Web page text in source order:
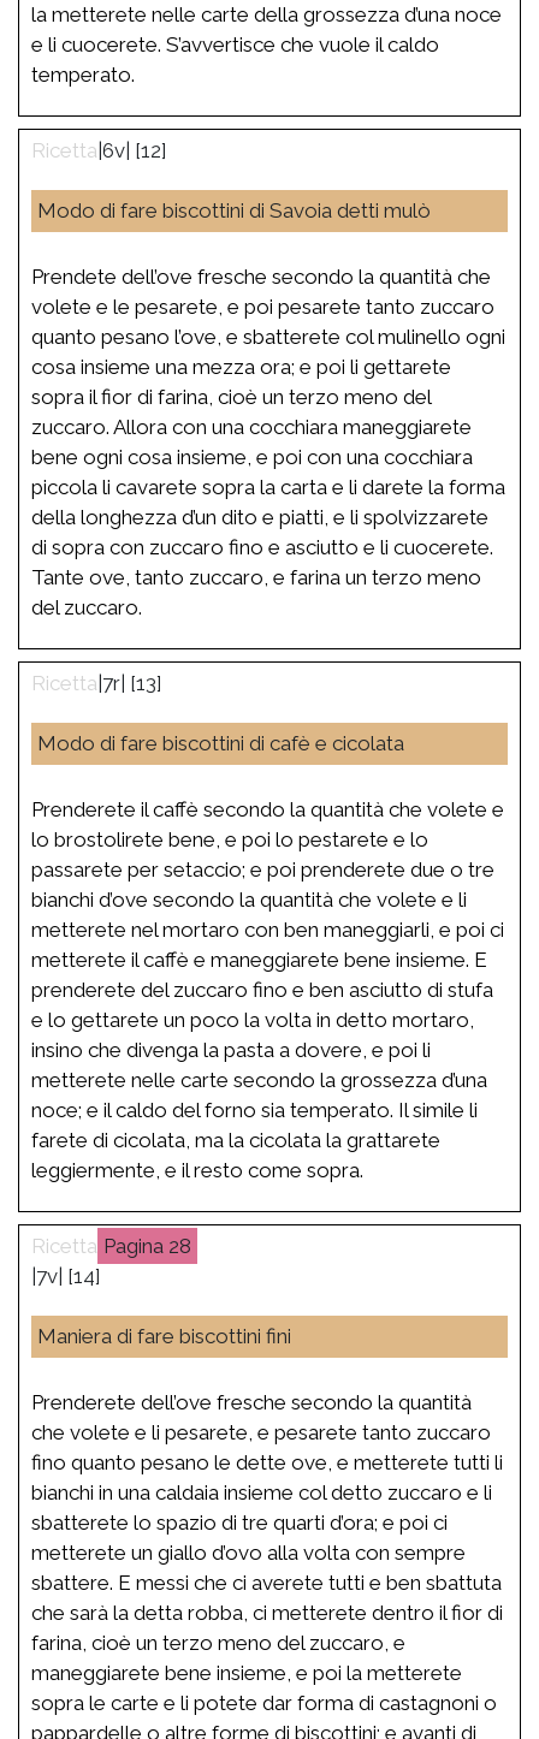
la metterete nelle carte della grossezza d’una noce
e li cuocerete. S’avvertisce che vuole il caldo
temperato.
|6v| [12]
Modo di fare biscottini di Savoia detti mulò
Prendete dell’ove fresche secondo la quantità che
volete e le pesarete, e poi pesarete tanto zuccaro
quanto pesano l’ove, e sbatterete col mulinello ogni
cosa insieme una mezza ora; e poi li gettarete
sopra il fior di farina, cioè un terzo meno del
zuccaro. Allora con una cocchiara maneggiarete
bene ogni cosa insieme, e poi con una cocchiara
piccola li cavarete sopra la carta e li darete la forma
della longhezza d’un dito e piatti, e li spolvizzarete
di sopra con zuccaro fino e asciutto e li cuocerete.
Tante ove, tanto zuccaro, e farina un terzo meno
del zuccaro.
|7r| [13]
Modo di fare biscottini di cafè e cicolata
Prenderete il caffè secondo la quantità che volete e
lo brostolirete bene, e poi lo pestarete e lo
passarete per setaccio; e poi prenderete due o tre
bianchi d’ove secondo la quantità che volete e li
metterete nel mortaro con ben maneggiarli, e poi ci
metterete il caffè e maneggiarete bene insieme. E
prenderete del zuccaro fino e ben asciutto di stufa
e lo gettarete un poco la volta in detto mortaro,
insino che divenga la pasta a dovere, e poi li
metterete nelle carte secondo la grossezza d’una
noce; e il caldo del forno sia temperato. Il simile li
farete di cicolata, ma la cicolata la grattarete
leggiermente, e il resto come sopra.
28
|7v| [14]
Maniera di fare biscottini fini
Prenderete dell’ove fresche secondo la quantità
che volete e li pesarete, e pesarete tanto zuccaro
fino quanto pesano le dette ove, e metterete tutti li
bianchi in una caldaia insieme col detto zuccaro e li
sbatterete lo spazio di tre quarti d’ora; e poi ci
metterete un giallo d’ovo alla volta con sempre
sbattere. E messi che ci averete tutti e ben sbattuta
che sarà la detta robba, ci metterete dentro il fior di
farina, cioè un terzo meno del zuccaro, e
maneggiarete bene insieme, e poi la metterete
sopra le carte e li potete dar forma di castagnoni o
pappardelle o altre forme di biscottini; e avanti di